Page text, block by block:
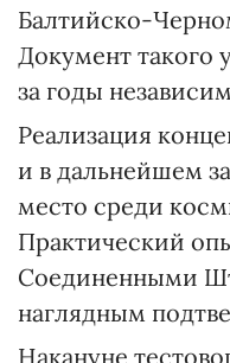
Балтийско-
Документ такого
за годы
Реализация
и в дальнейшем
место среди
Практический
Соединенными
наглядным
Накануне